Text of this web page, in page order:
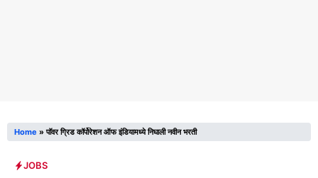
Home »पॉवर ग्रिड कॉर्पोरेशन ऑफ इंडियामध्ये निघाली नवीन भरती
JOBS